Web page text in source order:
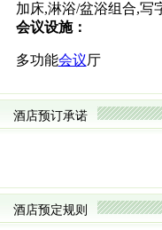
加床,淋浴/盆浴组合,写
会议设施：
多功能会议厅
酒店预订承诺
酒店预定规则